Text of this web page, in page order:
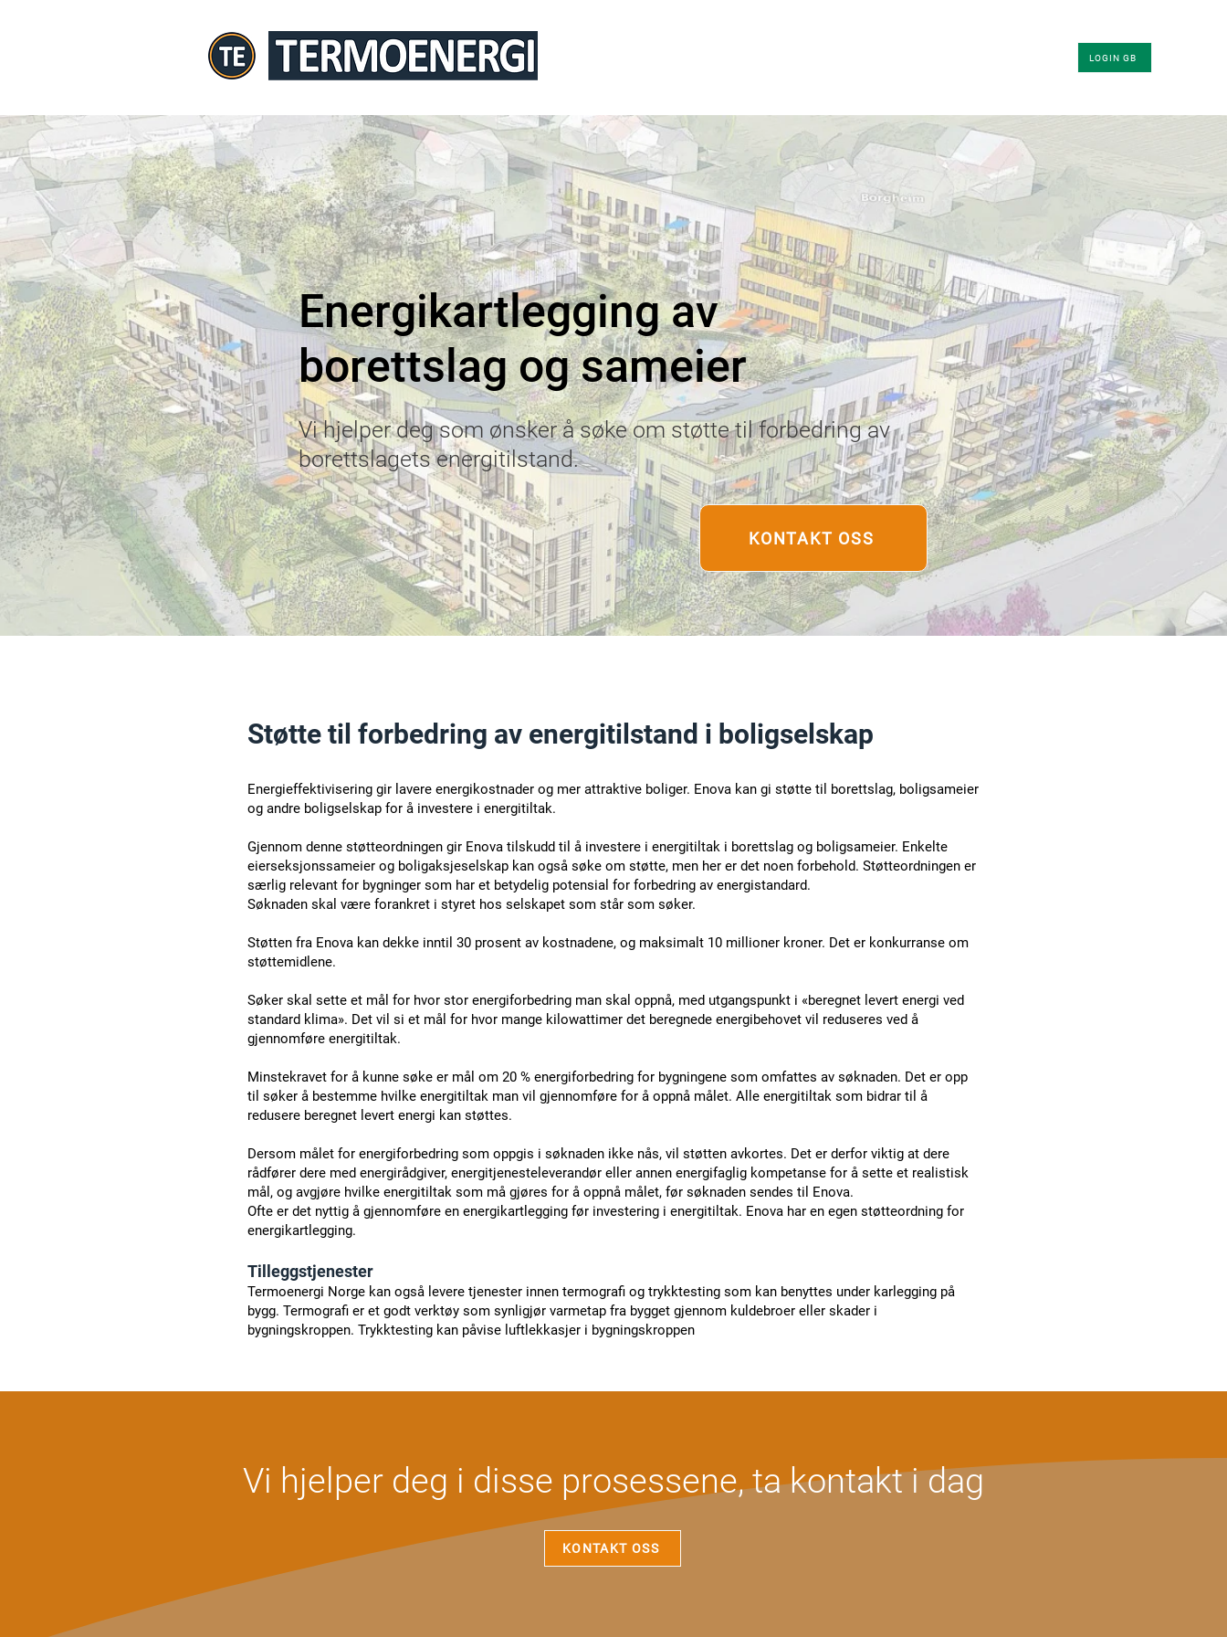
LOGIN GB
Energikartlegging av
borettslag og sameier
Vi hjelper deg som ønsker å søke om støtte til forbedring av
borettslagets energitilstand.
KONTAKT OSS
Støtte til forbedring av energitilstand i boligselskap
Energieffektivisering gir lavere energikostnader og mer attraktive boliger. Enova kan gi støtte til borettslag, boligsameier
og andre boligselskap for å investere i energitiltak.
Gjennom denne støtteordningen gir Enova tilskudd til å investere i energitiltak i borettslag og boligsameier. Enkelte
eierseksjonssameier og boligaksjeselskap kan også søke om støtte, men her er det noen forbehold. Støtteordningen er
særlig relevant for bygninger som har et betydelig potensial for forbedring av energistandard.
Søknaden skal være forankret i styret hos selskapet som står som søker.
Støtten fra Enova kan dekke inntil 30 prosent av kostnadene, og maksimalt 10 millioner kroner. Det er konkurranse om
støttemidlene.
Søker skal sette et mål for hvor stor energiforbedring man skal oppnå, med utgangspunkt i «beregnet levert energi ved
standard klima». Det vil si et mål for hvor mange kilowattimer det beregnede energibehovet vil reduseres ved å
gjennomføre energitiltak.
Minstekravet for å kunne søke er mål om 20 % energiforbedring for bygningene som omfattes av søknaden. Det er opp
til søker å bestemme hvilke energitiltak man vil gjennomføre for å oppnå målet. Alle energitiltak som bidrar til å
redusere beregnet levert energi kan støttes.
Dersom målet for energiforbedring som oppgis i søknaden ikke nås, vil støtten avkortes. Det er derfor viktig at dere
rådfører dere med energirådgiver, energitjenesteleverandør eller annen energifaglig kompetanse for å sette et realistisk
mål, og avgjøre hvilke energitiltak som må gjøres for å oppnå målet, før søknaden sendes til Enova.
Ofte er det nyttig å gjennomføre en energikartlegging før investering i energitiltak. Enova har en egen støtteordning for
energikartlegging.​​​
Tilleggstjenester
Termoenergi Norge kan også levere tjenester innen termografi og trykktesting som kan benyttes under karlegging på
bygg. Termografi er et godt verktøy som synligjør varmetap fra bygget gjennom kuldebroer eller skader i
bygningskroppen. Trykktesting kan påvise luftlekkasjer i bygningskroppen
Vi hjelper deg i disse prosessene, ta kontakt i dag
KONTAKT OSS